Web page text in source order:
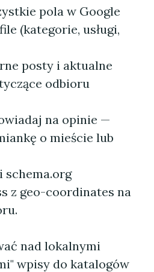
pola w Google
(kategorie, usługi,
posty i aktualne
odbioru
na opinie —
o mieście lub
schema.org
z geo-coordinates na
nad lokalnymi
wpisy do katalogów